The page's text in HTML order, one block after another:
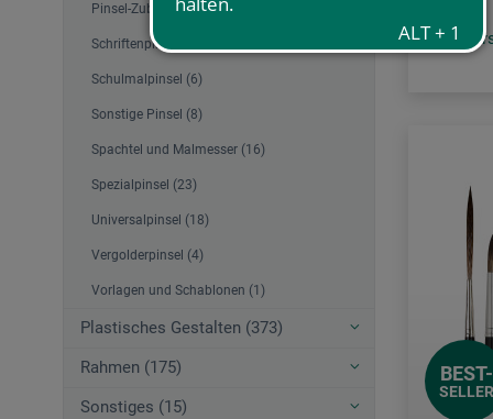
Pinsel-Zubehör (34)
Schriftenpinsel (2)
Schulmalpinsel (6)
Sonstige Pinsel (8)
Spachtel und Malmesser (16)
Spezialpinsel (23)
Universalpinsel (18)
Vergolderpinsel (4)
Vorlagen und Schablonen (1)
Plastisches Gestalten (373)
Rahmen (175)
Sonstiges (15)
zzgl.
BEST-
SELLER